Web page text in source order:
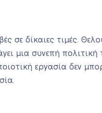
σε δίκαιες τιμές.
μια συνεπή πολιτική
εργασία δεν